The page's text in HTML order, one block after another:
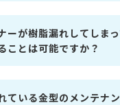
ーが樹脂漏れしてしま
ことは可能ですか？
ている金型のメンテナ